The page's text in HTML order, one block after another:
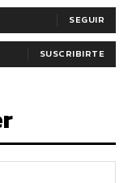
SEGUIR
SUSCRIBIRTE